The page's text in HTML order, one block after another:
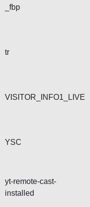
_fbp
tr
VISITOR_INFO1_LIVE
YSC
yt-remote-cast-
installed